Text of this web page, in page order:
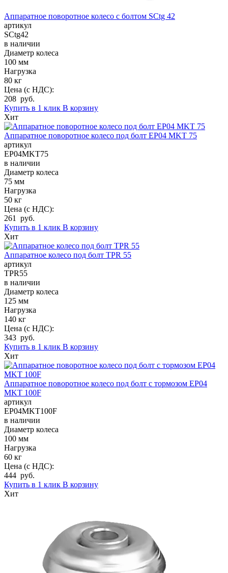
Аппаратное поворотное колесо с болтом SCtg 42
артикул
SCtg42
в наличии
Диаметр колеса
100 мм
Нагрузка
80 кг
Цена (с НДС):
208 руб.
Купить в 1 клик В корзину
Хит
Аппаратное поворотное колесо под болт EP04 MKT 75
артикул
EP04MKT75
в наличии
Диаметр колеса
75 мм
Нагрузка
50 кг
Цена (с НДС):
261 руб.
Купить в 1 клик В корзину
Хит
Аппаратное колесо под болт TPR 55
артикул
TPR55
в наличии
Диаметр колеса
125 мм
Нагрузка
140 кг
Цена (с НДС):
343 руб.
Купить в 1 клик В корзину
Хит
Аппаратное поворотное колесо под болт с тормозом EP04
MKT 100F
артикул
EP04MKT100F
в наличии
Диаметр колеса
100 мм
Нагрузка
60 кг
Цена (с НДС):
444 руб.
Купить в 1 клик В корзину
Хит